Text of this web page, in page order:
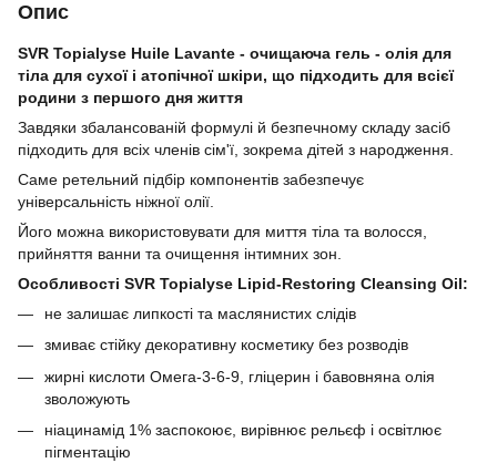
Опис
SVR Topialyse Huile Lavante - очищаюча гель - олія для
тіла для сухої і атопічної шкіри, що підходить для всієї
родини з першого дня життя
Завдяки збалансованій формулі й безпечному складу засіб
підходить для всіх членів сім'ї, зокрема дітей з народження.
Саме ретельний підбір компонентів забезпечує
універсальність ніжної олії.
Його можна використовувати для миття тіла та волосся,
прийняття ванни та очищення інтимних зон.
Особливості SVR Topialyse Lipid-Restoring Cleansing Oil:
не залишає липкості та маслянистих слідів
змиває стійку декоративну косметику без розводів
жирні кислоти Омега-3-6-9, гліцерин і бавовняна олія
зволожують
ніацинамід 1% заспокоює, вирівнює рельєф і освітлює
пігментацію